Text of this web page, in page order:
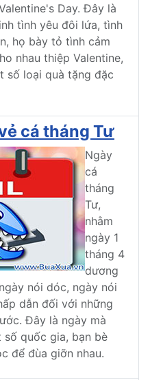
Day. Đây là
tình yêu đôi lứa, tình
họ bày tỏ tình cảm
nhau thiệp Valentine,
số loại quà tặng đặc
cá tháng Tư
Ngày
cá
tháng
Tư,
nhằm
ngày 1
tháng 4
dương
nói dóc, ngày nói
dẫn đối với những
Đây là ngày mà
quốc gia, bạn bè
để đùa giỡn nhau.